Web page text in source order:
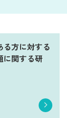
方に対する
に関する研